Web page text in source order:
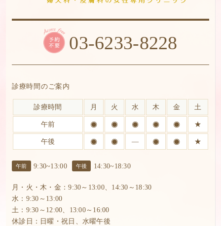
03-6233-8228
診療時間のご案内
診療時間 月 火 水 木 金 土
午前 ★
午後 ― ★
午前 9:30~13:00 午後 14:30~18:30
月・火・木・金：9:30～13:00、14:30～18:30
水：9:30～13:00
土：9:30～12:00、13:00～16:00
休診日：日曜・祝日、水曜午後